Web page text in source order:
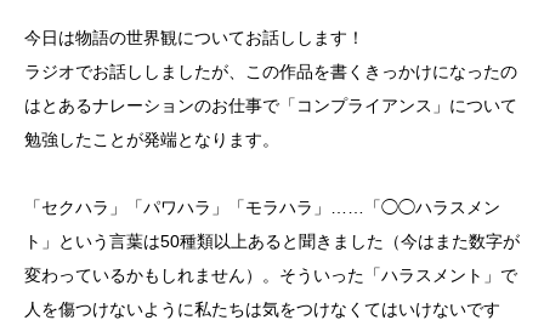
今日は物語の世界観についてお話しします！
ラジオでお話ししましたが、この作品を書くきっかけになったの
はとあるナレーションのお仕事で「コンプライアンス」について
勉強したことが発端となります。
「セクハラ」「パワハラ」「モラハラ」……「◯◯ハラスメン
ト」という言葉は50種類以上あると聞きました（今はまた数字が
変わっているかもしれません）。そういった「ハラスメント」で
人を傷つけないように私たちは気をつけなくてはいけないです